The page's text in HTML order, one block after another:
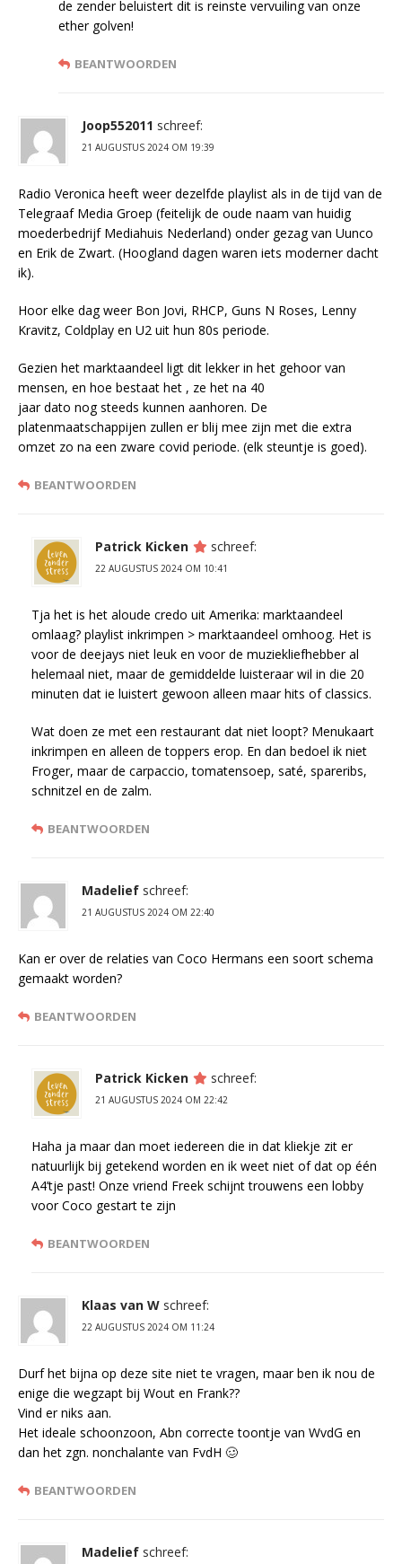
de zender beluistert dit is reinste vervuiling van onze
ether golven!
BEANTWOORDEN
Joop552011 schreef:
21 AUGUSTUS 2024 OM 19:39
Radio Veronica heeft weer dezelfde playlist als in de tijd van de
Telegraaf Media Groep (feitelijk de oude naam van huidig
moederbedrijf Mediahuis Nederland) onder gezag van Uunco
en Erik de Zwart. (Hoogland dagen waren iets moderner dacht
ik).
Hoor elke dag weer Bon Jovi, RHCP, Guns N Roses, Lenny
Kravitz, Coldplay en U2 uit hun 80s periode.
Gezien het marktaandeel ligt dit lekker in het gehoor van
mensen, en hoe bestaat het , ze het na 40
jaar dato nog steeds kunnen aanhoren. De
platenmaatschappijen zullen er blij mee zijn met die extra
omzet zo na een zware covid periode. (elk steuntje is goed).
BEANTWOORDEN
Patrick Kicken schreef:
22 AUGUSTUS 2024 OM 10:41
Tja het is het aloude credo uit Amerika: marktaandeel
omlaag? playlist inkrimpen > marktaandeel omhoog. Het is
voor de deejays niet leuk en voor de muziekliefhebber al
helemaal niet, maar de gemiddelde luisteraar wil in die 20
minuten dat ie luistert gewoon alleen maar hits of classics.
Wat doen ze met een restaurant dat niet loopt? Menukaart
inkrimpen en alleen de toppers erop. En dan bedoel ik niet
Froger, maar de carpaccio, tomatensoep, saté, spareribs,
schnitzel en de zalm.
BEANTWOORDEN
Madelief schreef:
21 AUGUSTUS 2024 OM 22:40
Kan er over de relaties van Coco Hermans een soort schema
gemaakt worden?
BEANTWOORDEN
Patrick Kicken schreef:
21 AUGUSTUS 2024 OM 22:42
Haha ja maar dan moet iedereen die in dat kliekje zit er
natuurlijk bij getekend worden en ik weet niet of dat op één
A4’tje past! Onze vriend Freek schijnt trouwens een lobby
voor Coco gestart te zijn
BEANTWOORDEN
Klaas van W schreef:
22 AUGUSTUS 2024 OM 11:24
Durf het bijna op deze site niet te vragen, maar ben ik nou de
enige die wegzapt bij Wout en Frank??
Vind er niks aan.
Het ideale schoonzoon, Abn correcte toontje van WvdG en
dan het zgn. nonchalante van FvdH 🥴
BEANTWOORDEN
Madelief schreef: